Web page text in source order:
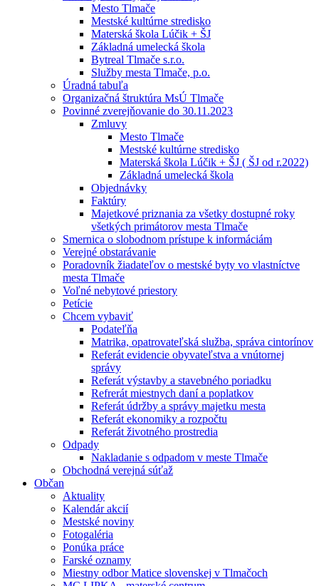
Mesto Tlmače
Mestské kultúrne stredisko
Materská škola Lúčik + ŠJ
Základná umelecká škola
Bytreal Tlmače s.r.o.
Služby mesta Tlmače, p.o.
Úradná tabuľa
Organizačná štruktúra MsÚ Tlmače
Povinné zverejňovanie do 30.11.2023
Zmluvy
Mesto Tlmače
Mestské kultúrne stredisko
Materská škola Lúčik + ŠJ ( ŠJ od r.2022)
Základná umelecká škola
Objednávky
Faktúry
Majetkové priznania za všetky dostupné roky
všetkých primátorov mesta Tlmače
Smernica o slobodnom prístupe k informáciám
Verejné obstarávanie
Poradovník žiadateľov o mestské byty vo vlastníctve
mesta Tlmače
Voľné nebytové priestory
Petície
Chcem vybaviť
Podateľňa
Matrika, opatrovateľská služba, správa cintorínov
Referát evidencie obyvateľstva a vnútornej
správy
Referát výstavby a stavebného poriadku
Refrerát miestnych daní a poplatkov
Referát údržby a správy majetku mesta
Referát ekonomiky a rozpočtu
Referát životného prostredia
Odpady
Nakladanie s odpadom v meste Tlmače
Obchodná verejná súťaž
Občan
Aktuality
Kalendár akcií
Mestské noviny
Fotogaléria
Ponúka práce
Farské oznamy
Miestny odbor Matice slovenskej v Tlmačoch